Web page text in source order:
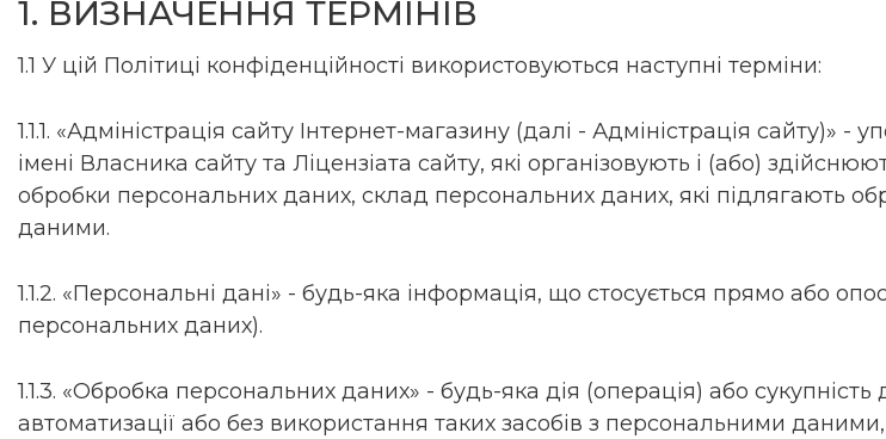
1. ВИЗНАЧЕННЯ ТЕРМІНІВ
1.1 У цій Політиці конфіденційності використовуються наступні терміни:
1.1.1. «Адміністрація сайту Інтернет-магазину (далі - Адміністрація сайту)»
імені Власника сайту та Ліцензіата сайту, які організовують і (або)
обробки персональних даних, склад персональних даних, які підлягають
даними.
1.1.2. «Персональні дані» - будь-яка інформація, що стосується прямо або
персональних даних).
1.1.3. «Обробка персональних даних» - будь-яка дія (операція) або
автоматизації або без використання таких засобів з персональними